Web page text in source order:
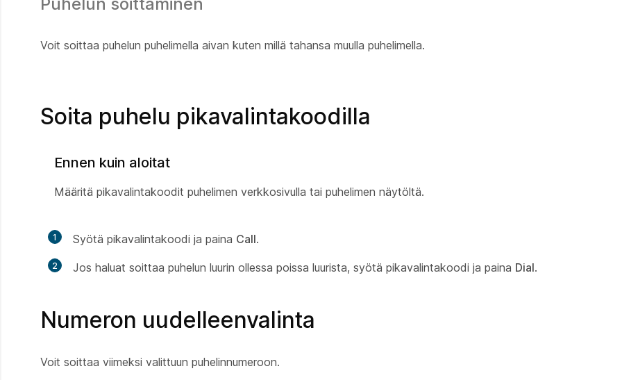
Voit soittaa puhelun puhelimella aivan kuten millä tahansa muulla puhelimella.
Soita puhelu pikavalintakoodilla
Ennen kuin aloitat
Määritä pikavalintakoodit puhelimen verkkosivulla tai puhelimen näytöltä.
1 Syötä pikavalintakoodi ja paina Call.
2 Jos haluat soittaa puhelun luurin ollessa poissa luurista, syötä pikavalintakoodi ja paina Dial.
Numeron uudelleenvalinta
Voit soittaa viimeksi valittuun puhelinnumeroon.